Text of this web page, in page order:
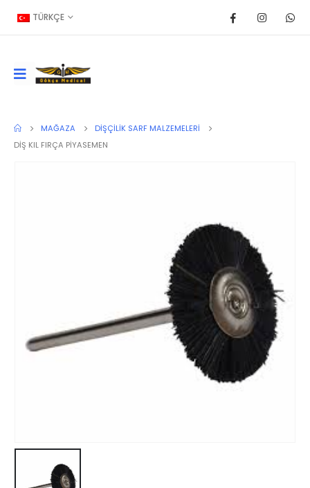
TÜRKÇE
MAĞAZA
DIŞÇILIK SARF MALZEMELERI
DİŞ KIL FIRÇA PİYASEMEN